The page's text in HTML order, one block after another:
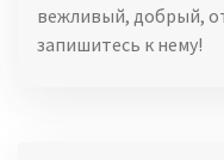
вежливый, добрый,
запишитесь к нему!